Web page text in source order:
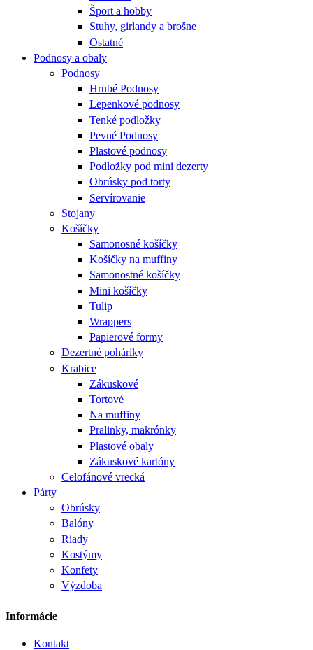
Šport a hobby
Stuhy, girlandy a brošne
Ostatné
Podnosy a obaly
Podnosy
Hrubé Podnosy
Lepenkové podnosy
Tenké podložky
Pevné Podnosy
Plastové podnosy
Podložky pod mini dezerty
Obrúsky pod torty
Servírovanie
Stojany
Košíčky
Samonosné košíčky
Košíčky na muffiny
Samonostné košíčky
Mini košíčky
Tulip
Wrappers
Papierové formy
Dezertné poháriky
Krabice
Zákuskové
Tortové
Na muffiny
Pralinky, makrónky
Plastové obaly
Zákuskové kartóny
Celofánové vrecká
Párty
Obrúsky
Balóny
Riady
Kostýmy
Konfety
Výzdoba
Informácie
Kontakt